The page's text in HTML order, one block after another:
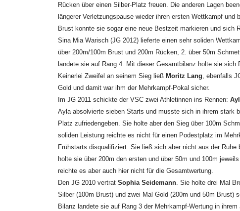
Rücken über einen Silber-Platz freuen. Die anderen Lagen
längerer Verletzungspause wieder ihren ersten Wettkampf
Brust konnte sie sogar eine neue Bestzeit markieren und sich
Sina Mia Warisch (JG 2012) lieferte einen sehr soliden
über 200m/100m Brust und 200m Rücken, 2. über 50m
landete sie auf Rang 4. Mit dieser Gesamtbilanz holte sie sich
Keinerlei Zweifel an seinem Sieg ließ Moritz Lang, ebenfalls
Gold und damit war ihm der Mehrkampf-Pokal sicher.
Im JG 2011 schickte der VSC zwei Athletinnen ins Rennen:
Ayla absolvierte sieben Starts und musste sich in ihrem stark
Platz zufriedengeben. Sie holte aber den Sieg über 100m
soliden Leistung reichte es nicht für einen Podestplatz im
Frühstarts disqualifiziert. Sie ließ sich aber nicht aus der
holte sie über 200m den ersten und über 50m und 100m
reichte es aber auch hier nicht für die Gesamtwertung.
Den JG 2010 vertrat Sophia Seidemann. Sie holte drei Mal
Silber (100m Brust) und zwei Mal Gold (200m und 50m Brust)
Bilanz landete sie auf Rang 3 der Mehrkampf-Wertung in ihrem